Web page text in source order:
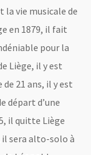
vie musicale de
en 1879, il fait
pour la
Liège, il y est
21 ans, il y est
départ d’une
il quitte Liège
sera alto-solo à